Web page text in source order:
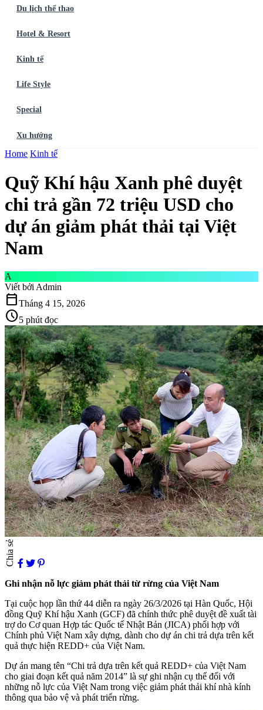
Du lịch thể thao
Hotel & Resort
Kinh tế
Life Style
Special
Xu hướng
Trang chủẨm thực
KÝ NGAY
Home Kinh tế
Quỹ Khí hậu Xanh phê duyệt
chi trả gần 72 triệu USD cho
dự án giảm phát thải tại Việt
Nam
A
Viết bởi Admin
calendar_todayTháng 4 15, 2026
schedule5 phút đọc
Chia sẻ
Ghi nhận nỗ lực giảm phát thải từ rừng của Việt Nam
Tại cuộc họp lần thứ 44 diễn ra ngày 26/3/2026 tại Hàn Quốc, Hội
đồng Quỹ Khí hậu Xanh (GCF) đã chính thức phê duyệt đề xuất tài
trợ do Cơ quan Hợp tác Quốc tế Nhật Bản (JICA) phối hợp với
Chính phủ Việt Nam xây dựng, dành cho dự án chi trả dựa trên kết
quả thực hiện REDD+ của Việt Nam.
Dự án mang tên “Chi trả dựa trên kết quả REDD+ của Việt Nam
cho giai đoạn kết quả năm 2014” là sự ghi nhận cụ thể đối với
những nỗ lực của Việt Nam trong việc giảm phát thải khí nhà kính
thông qua bảo vệ và phát triển rừng.